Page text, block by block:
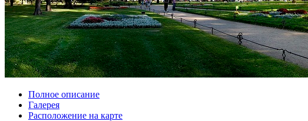
Полное описание
Галерея
Расположение на карте